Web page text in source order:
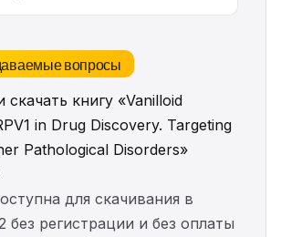
вопросы
книгу «Vanilloid
in Drug Discovery. Targeting
Pathological Disorders»
для скачивания в
без регистрации и без оплаты